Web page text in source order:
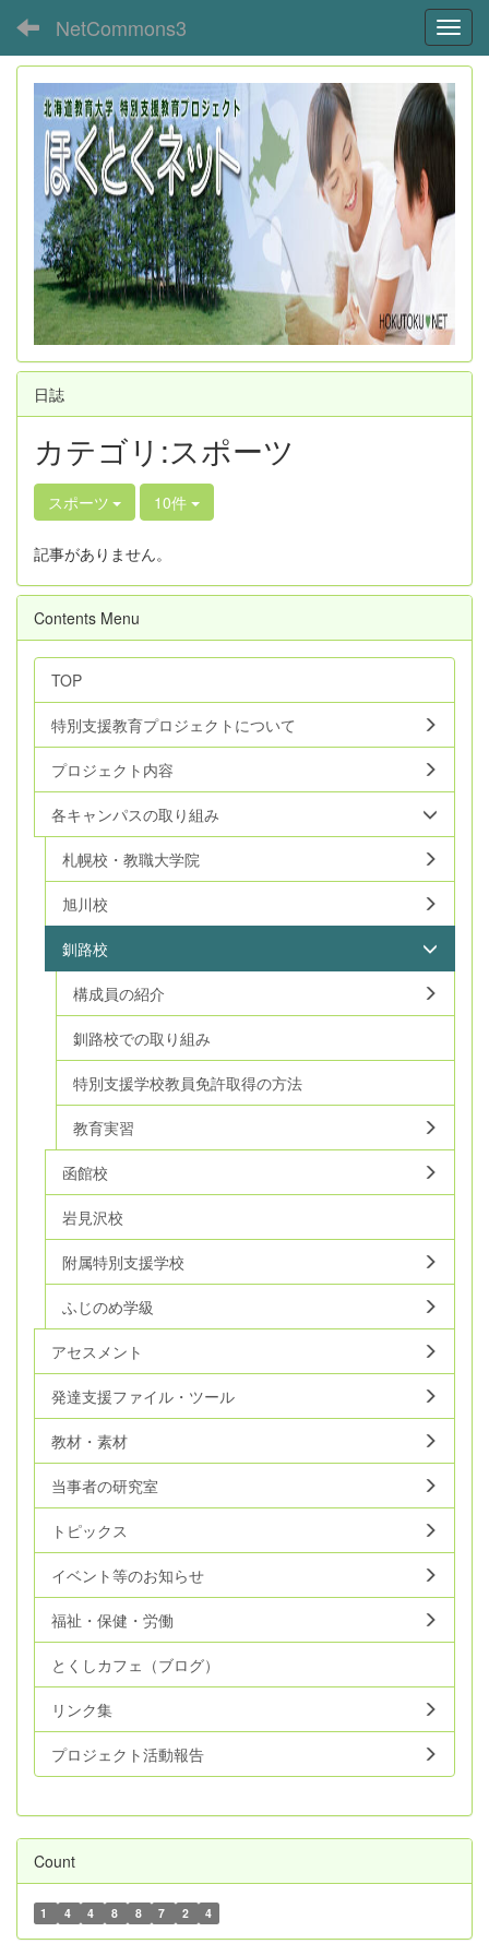
NetCommons3
日誌
カテゴリ:スポーツ
スポーツ 10件
記事がありません。
Contents Menu
TOP
特別支援教育プロジェクトについて
プロジェクト内容
各キャンパスの取り組み
札幌校・教職大学院
旭川校
釧路校
構成員の紹介
釧路校での取り組み
特別支援学校教員免許取得の方法
教育実習
函館校
岩見沢校
附属特別支援学校
ふじのめ学級
アセスメント
発達支援ファイル・ツール
教材・素材
当事者の研究室
トピックス
イベント等のお知らせ
福祉・保健・労働
とくしカフェ（ブログ）
リンク集
プロジェクト活動報告
Count
1 4 4 8 8 7 2 4